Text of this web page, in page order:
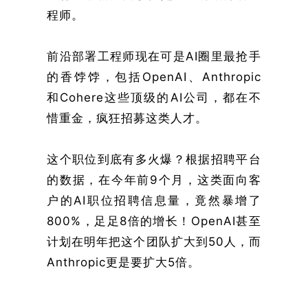
程师。
前沿部署工程师现在可是AI圈里最抢手
的香饽饽，包括OpenAI、Anthropic
和Cohere这些顶级的AI公司，都在不
惜重金，疯狂招募这类人才。
这个职位到底有多火爆？根据招聘平台
的数据，在今年前9个月，这类面向客
户的AI职位招聘信息量，竟然暴增了
800%，足足8倍的增长！OpenAI甚至
计划在明年把这个团队扩大到50人，而
Anthropic更是要扩大5倍。